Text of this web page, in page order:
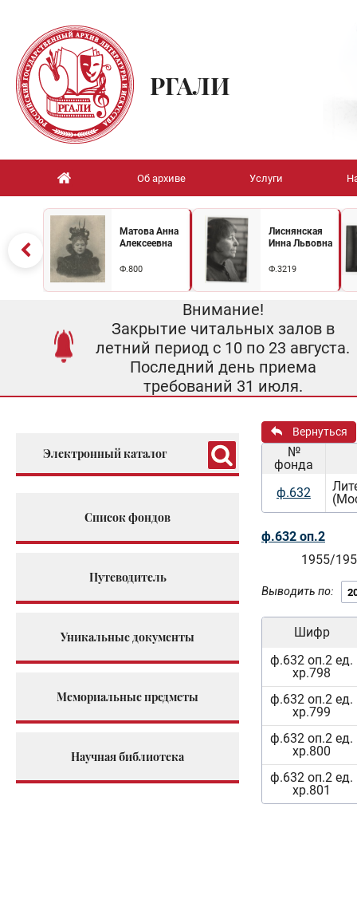
РГАЛИ
Об архиве Услуги
Матова Анна
Алексеевна
Ф.800
Лиснянская
Инна Львовна
Ф.3219
Внимание!
Закрытие читальных залов в
летний период с 10 по 23 августа.
Последний день приема
требований 31 июля.
Электронный каталог
Список фондов
Путеводитель
Уникальные документы
Мемориальные предметы
Научная библиотека
Вернуться
№
фонда
ф.632
ф.632 оп.2
1955/
Выводить по:
Шифр
ф.632 оп.2 ед.
хр.798
ф.632 оп.2 ед.
хр.799
ф.632 оп.2 ед.
хр.800
ф.632 оп.2 ед.
хр.801